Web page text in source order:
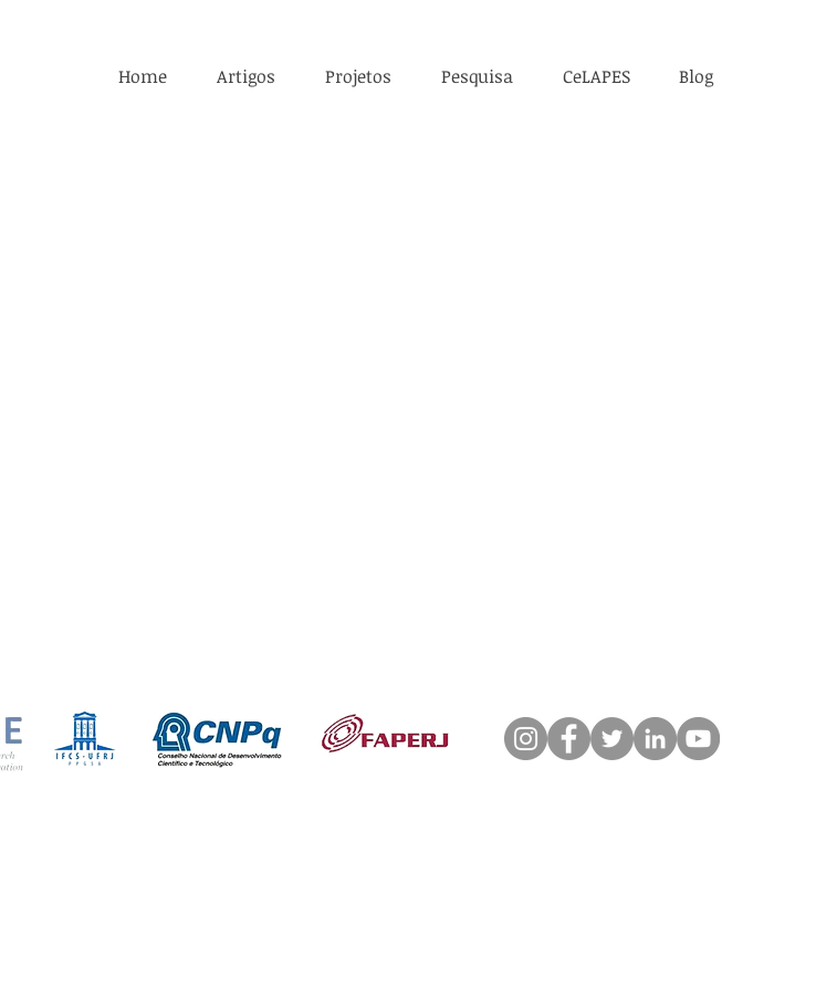
Home Artigos Projetos Pesquisa CeLAPES Blog